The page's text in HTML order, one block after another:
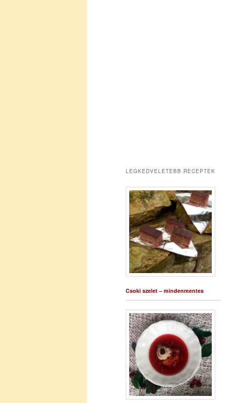
LEGKEDVELETEBB RECEPTEK
Csoki szelet – mindenmentes